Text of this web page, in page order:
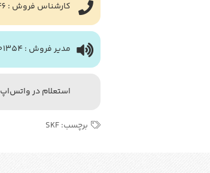
کارشناس فروش : 33902846-021
مدیر فروش : 2001354-0919
استعلام در واتس‌اپ
برچسب:SKF